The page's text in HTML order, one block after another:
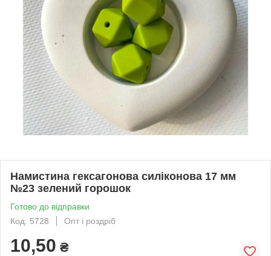
Намистина гексагонова силіконова 17 мм
№23 зелений горошок
Готово до відправки
Код: 5728
Опт і роздріб
10,50 ₴